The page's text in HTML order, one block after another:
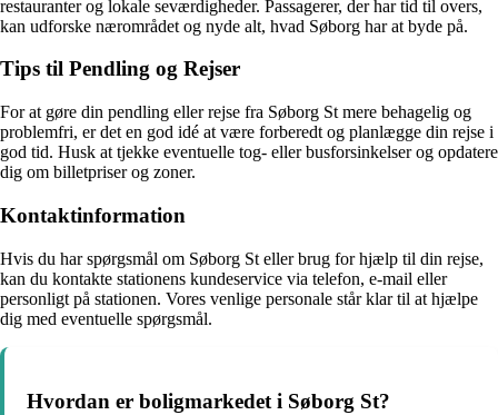
restauranter og lokale seværdigheder. Passagerer, der har tid til overs,
kan udforske nærområdet og nyde alt, hvad Søborg har at byde på.
Tips til Pendling og Rejser
For at gøre din pendling eller rejse fra Søborg St mere behagelig og
problemfri, er det en god idé at være forberedt og planlægge din rejse i
god tid. Husk at tjekke eventuelle tog- eller busforsinkelser og opdatere
dig om billetpriser og zoner.
Kontaktinformation
Hvis du har spørgsmål om Søborg St eller brug for hjælp til din rejse,
kan du kontakte stationens kundeservice via telefon, e-mail eller
personligt på stationen. Vores venlige personale står klar til at hjælpe
dig med eventuelle spørgsmål.
Hvordan er boligmarkedet i Søborg St?